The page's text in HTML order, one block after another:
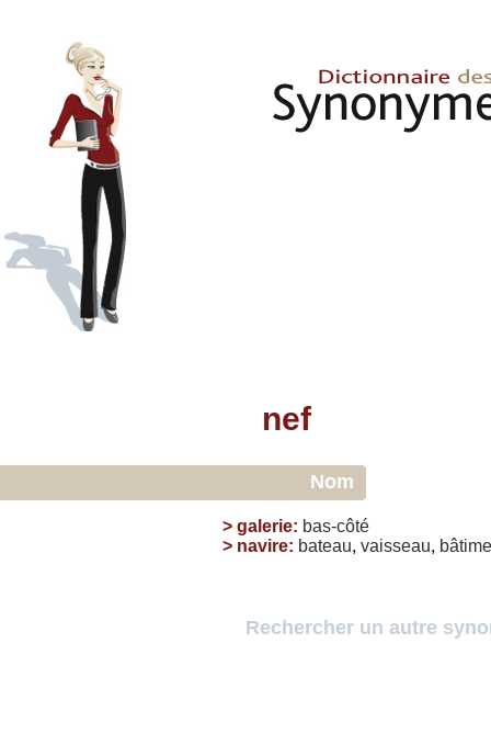
nef
Nom
> galerie: bas-côté
> navire: bateau, vaisseau,
Rechercher un autre